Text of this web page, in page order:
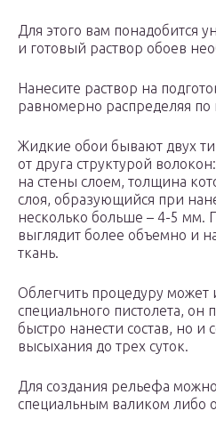
Для этого вам понадобится
и готовый раствор обоев
Нанесите раствор на
равномерно распределяя по
Жидкие обои бывают двух
от друга структурой
на стены слоем, толщина
слоя, образующийся при
несколько больше – 4-5 мм.
выглядит более объемно и
ткань.
Облегчить процедуру может
специального пистолета, он
быстро нанести состав, но и
высыхания до трех суток.
Для создания рельефа
специальным валиком либо